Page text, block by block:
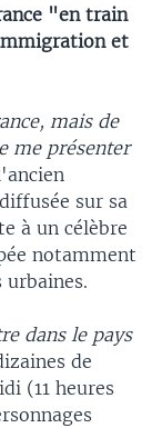
"en train
et
mais de
me présenter
sur sa
à un célèbre
notamment
dans le pays
de
(11 heures